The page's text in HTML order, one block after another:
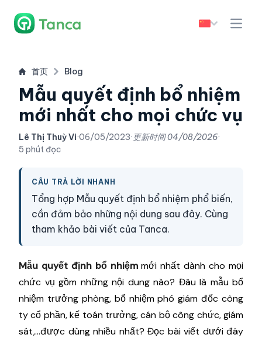
首页 Blog
Mẫu quyết định bổ nhiệm
mới nhất cho mọi chức vụ
Lê Thị Thuỳ Vi·06/05/2023· 更新时间04/08/2026·
5 phút đọc
CÂU TRẢ LỜI NHANH
Tổng hợp Mẫu quyết định bổ nhiệm phổ biến,
cần đảm bảo những nội dung sau đây. Cùng
tham khảo bài viết của Tanca.
Mẫu quyết định bổ nhiệmmới nhất dành cho mọi
chức vụ gồm những nội dung nào? Đâu là mẫu bổ
nhiệm trưởng phòng, bổ nhiệm phó giám đốc công
ty cổ phần, kế toán trưởng, cán bộ công chức, giám
sát,...được dùng nhiều nhất? Đọc bài viết dưới đây